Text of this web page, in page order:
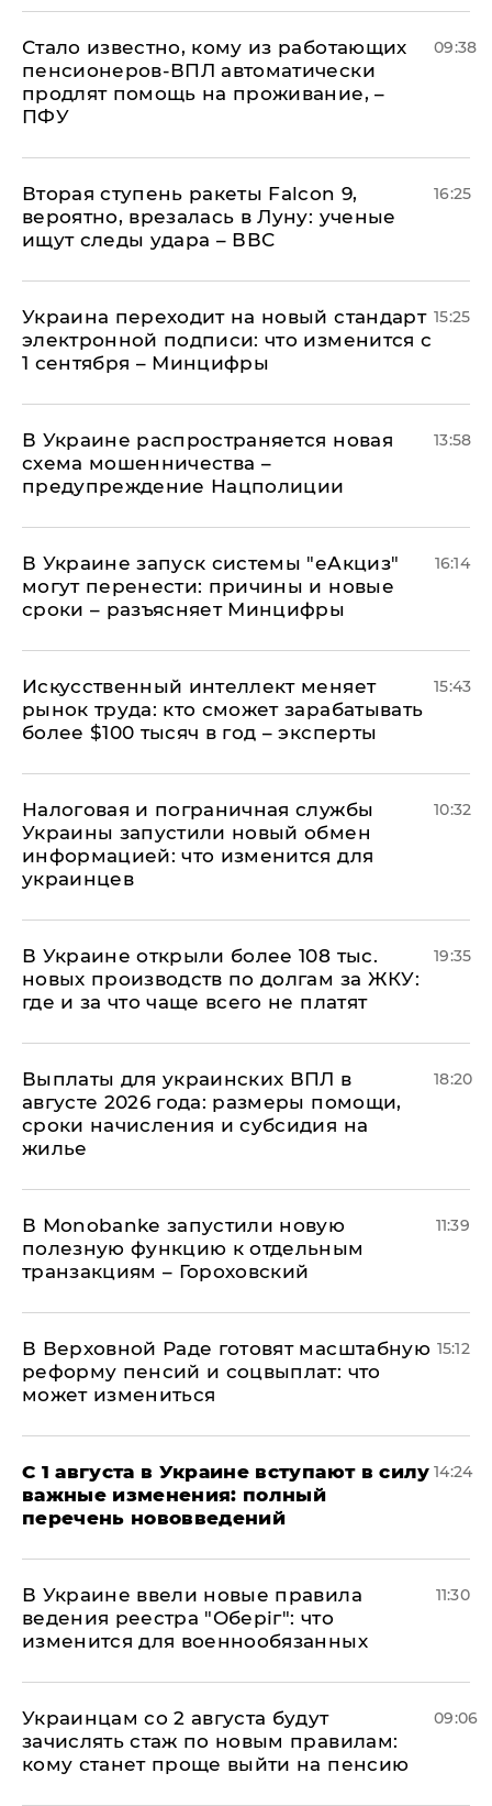
Стало известно, кому из работающих
пенсионеров-ВПЛ автоматически
продлят помощь на проживание, –
ПФУ
09:38
Вторая ступень ракеты Falcon 9,
вероятно, врезалась в Луну: ученые
ищут следы удара – ВВС
16:25
Украина переходит на новый стандарт
электронной подписи: что изменится с
1 сентября – Минцифры
15:25
В Украине распространяется новая
схема мошенничества –
предупреждение Нацполиции
13:58
В Украине запуск системы "еАкциз"
могут перенести: причины и новые
сроки – разъясняет Минцифры
16:14
Искусственный интеллект меняет
рынок труда: кто сможет зарабатывать
более $100 тысяч в год – эксперты
15:43
Налоговая и пограничная службы
Украины запустили новый обмен
информацией: что изменится для
украинцев
10:32
В Украине открыли более 108 тыс.
новых производств по долгам за ЖКУ:
где и за что чаще всего не платят
19:35
Выплаты для украинских ВПЛ в
августе 2026 года: размеры помощи,
сроки начисления и субсидия на
жилье
18:20
В Мonobankе запустили новую
полезную функцию к отдельным
транзакциям – Гороховский
11:39
В Верховной Раде готовят масштабную
реформу пенсий и соцвыплат: что
может измениться
15:12
С 1 августа в Украине вступают в силу
важные изменения: полный
перечень нововведений
14:24
В Украине ввели новые правила
ведения реестра "Оберіг": что
изменится для военнообязанных
11:30
Украинцам со 2 августа будут
зачислять стаж по новым правилам:
кому станет проще выйти на пенсию
09:06